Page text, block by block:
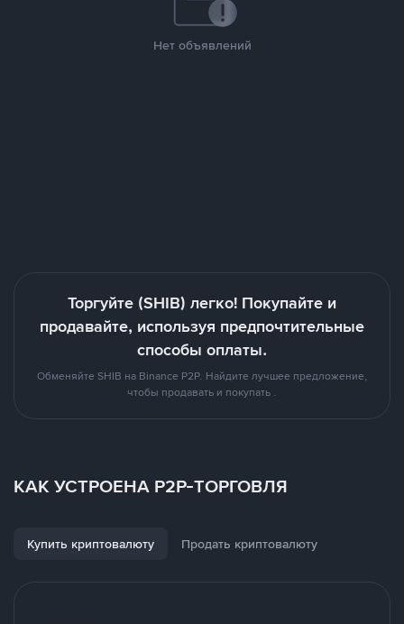
Нет объявлений
Торгуйте (SHIB) легко! Покупайте и
продавайте, используя предпочтительные
способы оплаты.
Обменяйте SHIB на Binance P2P. Найдите лучшее предложение,
чтобы продавать и покупать .
КАК УСТРОЕНА P2P-ТОРГОВЛЯ
Купить криптовалюту Продать криптовалюту